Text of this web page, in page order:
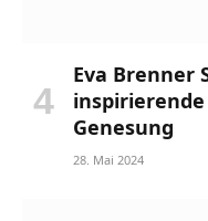
Eva Brenner
Genesung
28. Mai 2024